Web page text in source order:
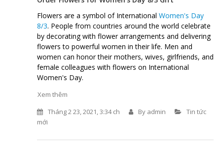
Flowers are a symbol of International Women's Day
8/3. People from countries around the world celebrate
by decorating with flower arrangements and delivering
flowers to powerful women in their life. Men and
women can honor their mothers, wives, girlfriends, and
female colleagues with flowers on International
Women's Day.
Xem thêm
Tháng 2 23, 2021, 3:34 ch
By admin
Tin tức
mới